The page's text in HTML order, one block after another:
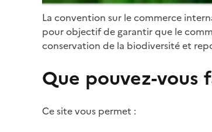
La convention sur le commerce
pour objectif de garantir que le
conservation de la biodiversité et
Que pouvez-vous
Ce site vous permet :